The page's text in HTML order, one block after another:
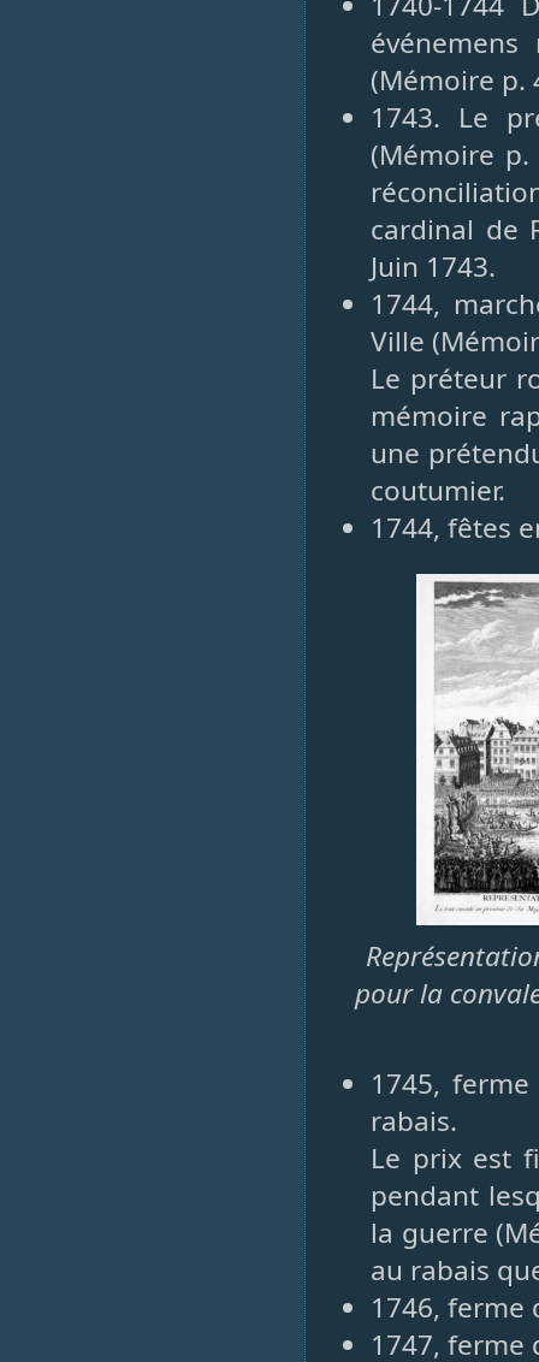
(Mémoire p.
1743. Le
(Mémoire
cardinal de
Juin 1743.
1744,
Ville
Le préteur
mémoire
une
coutumier.
1744, fêtes
pour la
1745,
rabais.
Le prix est
pendant
la guerre
au rabais
1746, ferme
1747, ferme